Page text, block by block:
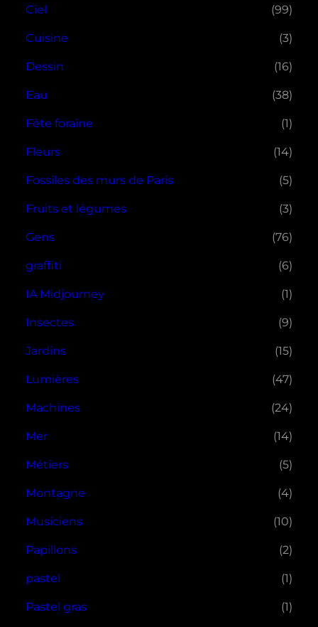
Ciel (99)
Cuisine (3)
Dessin (16)
Eau (38)
Fête foraine (1)
Fleurs (14)
Fossiles des murs de Paris (5)
Fruits et légumes (3)
Gens (76)
graffiti (6)
IA Midjourney (1)
Insectes (9)
Jardins (15)
Lumières (47)
Machines (24)
Mer (14)
Métiers (5)
Montagne (4)
Musiciens (10)
Papillons (2)
pastel (1)
Pastel gras (1)